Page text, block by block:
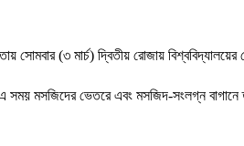
সোমবার (৩ মার্চ) দ্বিতীয় রোজায়
মসজিদের ভেতরে এবং মসজিদ-সংলগ্ন বাগানে